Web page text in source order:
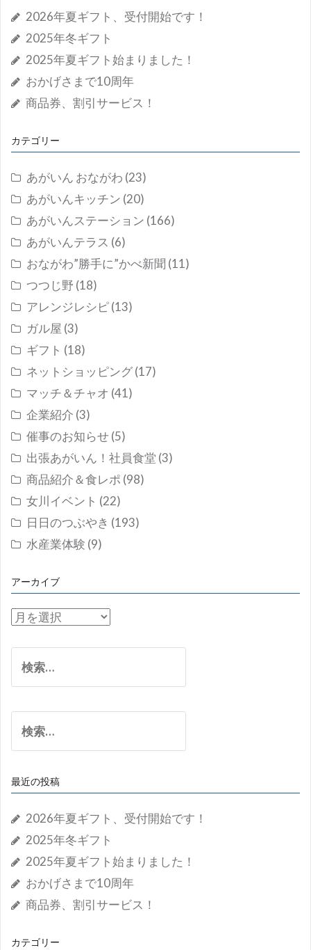
2026年夏ギフト、受付開始です！
2025年冬ギフト
2025年夏ギフト始まりました！
おかげさまで10周年
商品券、割引サービス！
カテゴリー
あがいん おながわ (23)
あがいんキッチン (20)
あがいんステーション (166)
あがいんテラス (6)
おながわ”勝手に”かべ新聞 (11)
つつじ野 (18)
アレンジレシピ(13)
ガル屋 (3)
ギフト (18)
ネットショッピング(17)
マッチ＆チャオ (41)
企業紹介 (3)
催事のお知らせ(5)
出張あがいん！社員食堂 (3)
商品紹介＆食レポ (98)
女川イベント (22)
日日のつぶやき (193)
水産業体験 (9)
アーカイブ
ア
イ
ブ
索:
索:
最近の投稿
2026年夏ギフト、受付開始です！
2025年冬ギフト
2025年夏ギフト始まりました！
おかげさまで10周年
商品券、割引サービス！
カテゴリー